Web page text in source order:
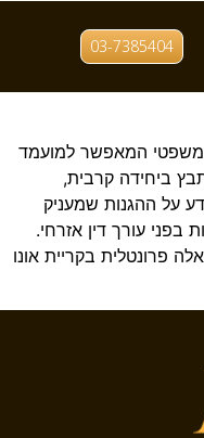
03-7385404
– חתימה אצל
משפטי המאפשר למועמד
ביחידה קרבית,
על ההגנות שמעניק
עורך דין אזרחי.
פרונטלית בקריית אונו